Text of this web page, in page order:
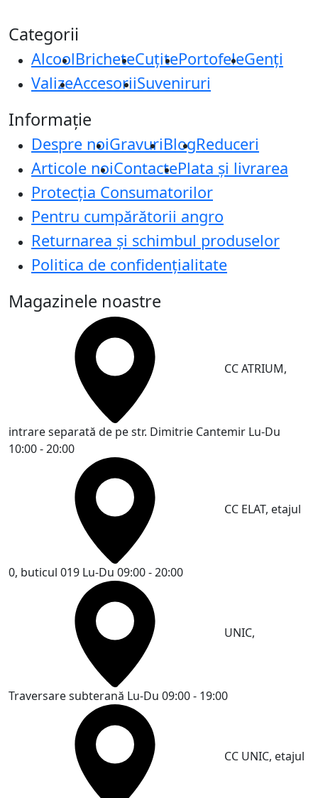
Categorii
AlcoolBricheteCuțitePortofeleGenți
ValizeAccesoriiSuveniruri
Informație
Despre noiGravuriBlogReduceri
Articole noiContactePlata și livrarea
Protecţia Consumatorilor
Pentru cumpărătorii angro
Returnarea și schimbul produselor
Politica de confidențialitate
Magazinele noastre
CC ATRIUM,
intrare separată de pe str. Dimitrie Cantemir Lu-Du
10:00 - 20:00
CC ELAT, etajul
0, buticul 019 Lu-Du 09:00 - 20:00
UNIC,
Traversare subterană Lu-Du 09:00 - 19:00
CC UNIC, etajul